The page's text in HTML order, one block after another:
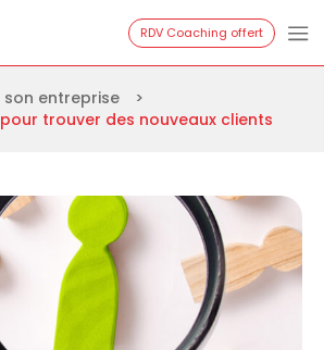
RDV Coaching offert
son entreprise
>
trouver des nouveaux clients